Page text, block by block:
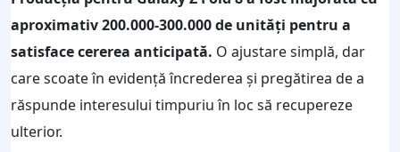
aproximativ 200.000-300.000 de unități pentru a
satisface cererea anticipată. O ajustare simplă, dar
care scoate în evidență încrederea și pregătirea de a
răspunde interesului timpuriu în loc să recupereze
ulterior.